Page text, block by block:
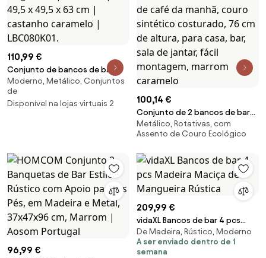
110,99 €
Conjunto de bancos de bar
com revestimento sintético e
costuras elegantes. | VASAGLE |
49,5 x 49,5 x 63 cm | castanho
Moderno, Metálico, Conjuntos
de
Disponível na lojas virtuais 2
100,14 €
Conjunto de 2 bancos de bar
VASAGLE Echo Collection
ULBC090K01, bancos de
manhã, couro sintético
costurado, 76 cm de altura,
para casa, bar, sala de jantar,
fácil montagem, marrom
caramelo
Metálico, Rotativas, com
Assento de Couro Ecológico
96,99 €
209,99 €
vidaXL Bancos de bar 4 pcs
Madeira Maciça de Mangueira
Rústica
De Madeira, Rústico, Moderno
A ser enviado dentro de 1
semana